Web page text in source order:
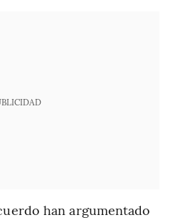
han argumentado